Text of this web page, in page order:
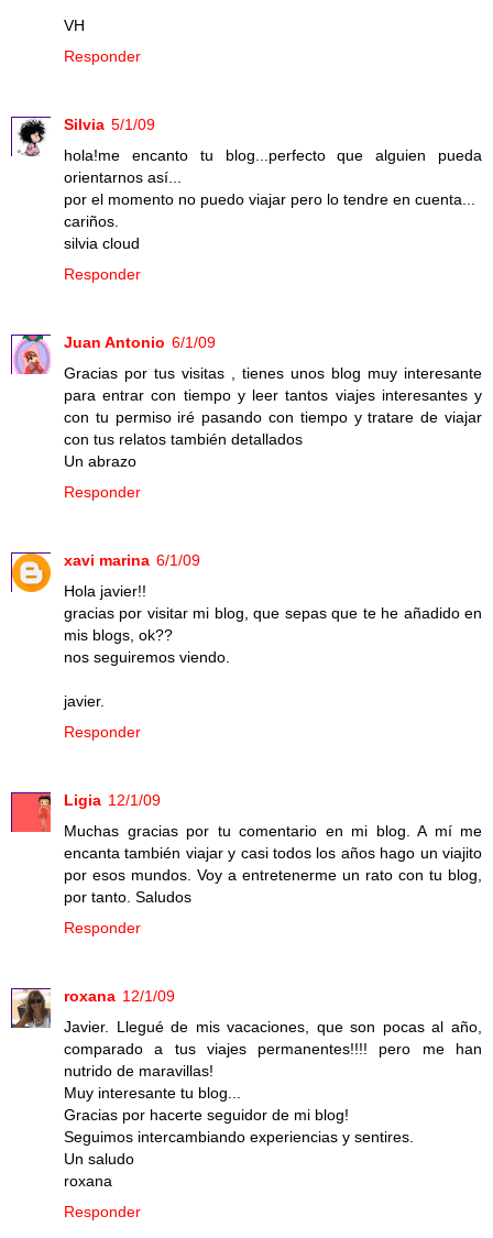
VH
Responder
Silvia 5/1/09
hola!me encanto tu blog...perfecto que alguien pueda
orientarnos así...
por el momento no puedo viajar pero lo tendre en cuenta...
cariños.
silvia cloud
Responder
Juan Antonio 6/1/09
Gracias por tus visitas , tienes unos blog muy interesante
para entrar con tiempo y leer tantos viajes interesantes y
con tu permiso iré pasando con tiempo y tratare de viajar
con tus relatos también detallados
Un abrazo
Responder
xavi marina 6/1/09
Hola javier!!
gracias por visitar mi blog, que sepas que te he añadido en
mis blogs, ok??
nos seguiremos viendo.
javier.
Responder
Ligia 12/1/09
Muchas gracias por tu comentario en mi blog. A mí me
encanta también viajar y casi todos los años hago un viajito
por esos mundos. Voy a entretenerme un rato con tu blog,
por tanto. Saludos
Responder
roxana 12/1/09
Javier. Llegué de mis vacaciones, que son pocas al año,
comparado a tus viajes permanentes!!!! pero me han
nutrido de maravillas!
Muy interesante tu blog...
Gracias por hacerte seguidor de mi blog!
Seguimos intercambiando experiencias y sentires.
Un saludo
roxana
Responder